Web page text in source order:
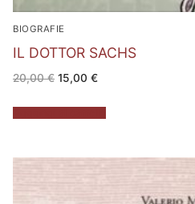
BIOGRAFIE
IL DOTTOR SACHS
20,00€ Il
prezzo
era:
20,00 €.
15,00 €Il
è:
15,00 €.